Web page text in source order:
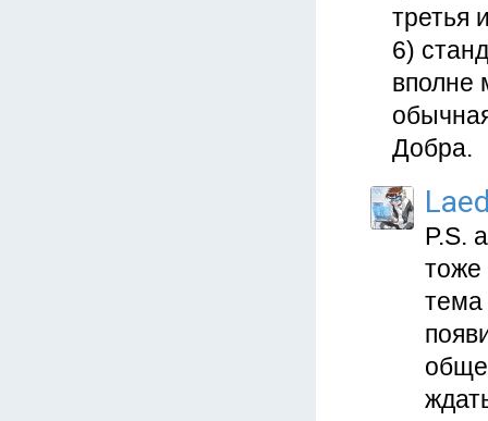
третья
6)
вполне
Добра.
P.S.
тоже
тема